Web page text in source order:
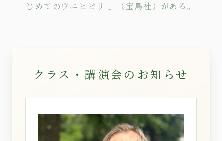
じめてのウニヒピリ 」
（宝島社）がある。
クラス・講演会のお知らせ